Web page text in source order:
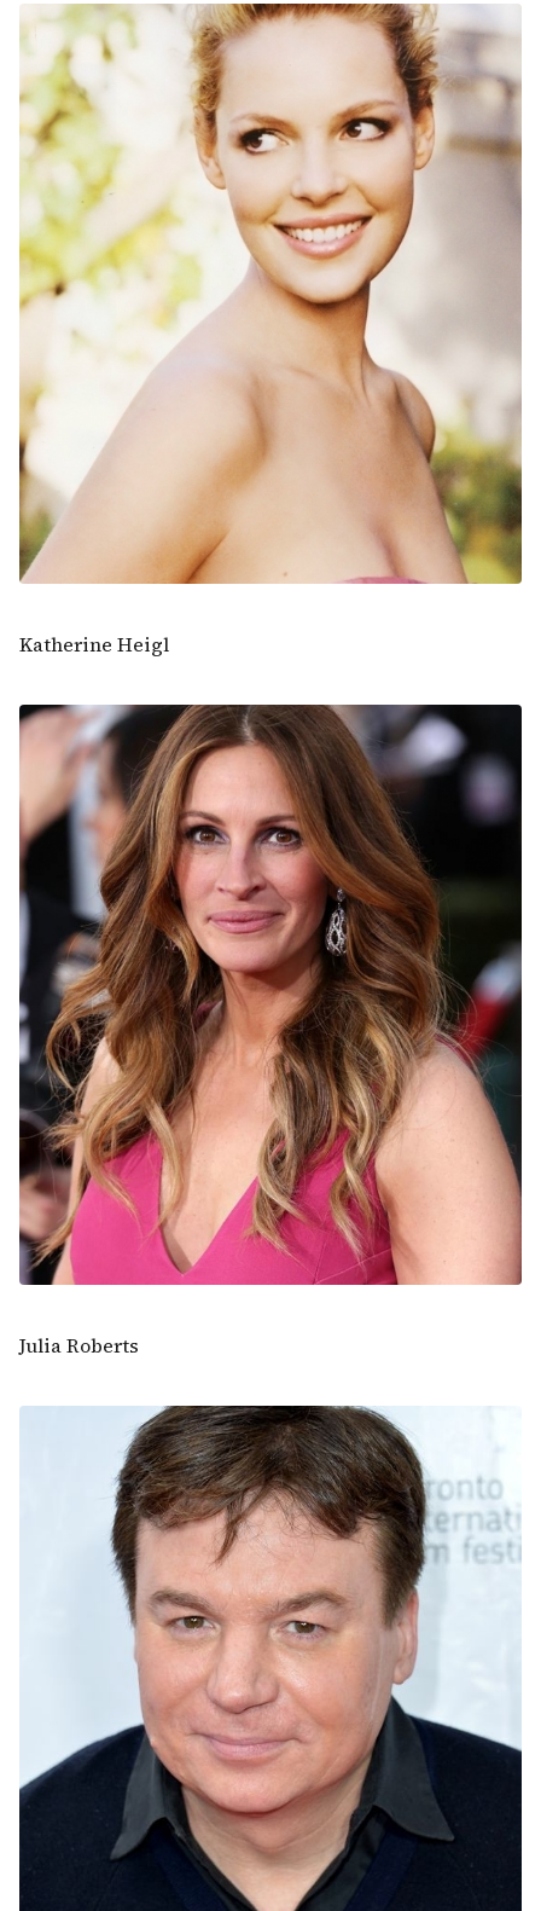
Katherine Heigl
Julia Roberts